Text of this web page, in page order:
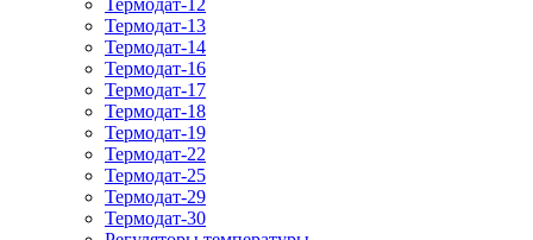
Термодат-13
Термодат-14
Термодат-16
Термодат-17
Термодат-18
Термодат-19
Термодат-22
Термодат-25
Термодат-29
Термодат-30